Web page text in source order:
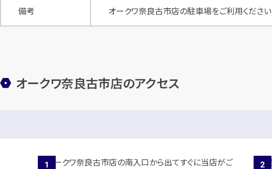
備考 オークワ奈良古市店の駐車場をご利用ください
オークワ奈良古市店のアクセス